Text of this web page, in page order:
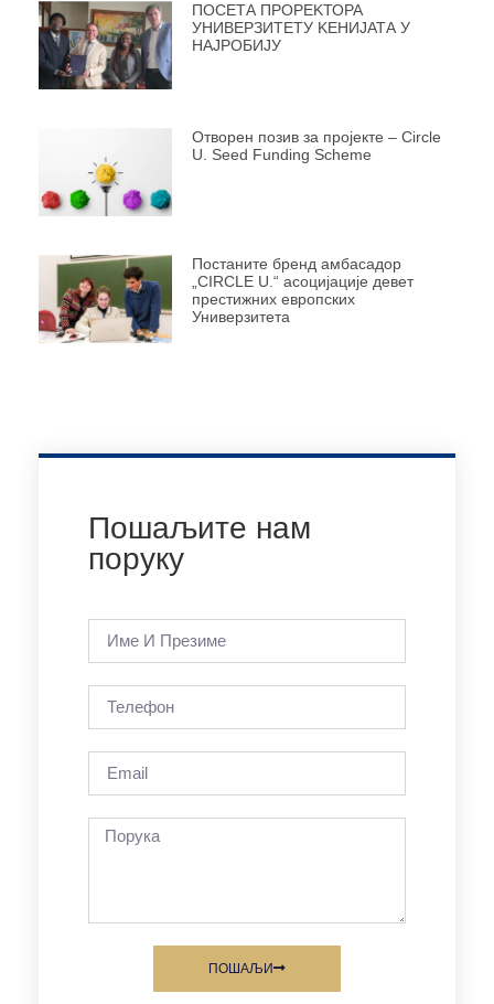
ПОСЕТА ПРОРЕKТОРА
УНИВЕРЗИТЕТУ KЕНИЈАТА У
НАЈРОБИЈУ
Отворен позив за пројекте – Circle
U. Seed Funding Scheme
Постаните бренд амбасадор
„CIRCLE U.“ асоцијације девет
престижних европских
Универзитета
Пошаљите нам
поруку
ПОШАЉИ